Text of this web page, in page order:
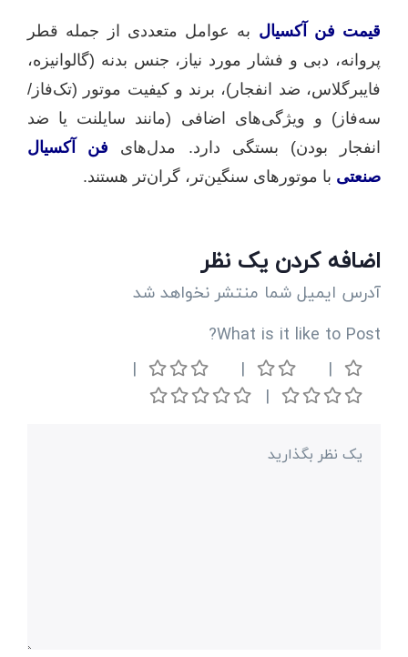
قیمت فن آکسیال به عوامل متعددی از جمله قطر
پروانه، دبی و فشار مورد نیاز، جنس بدنه (گالوانیزه،
فایبرگلاس، ضد انفجار)، برند و کیفیت موتور (تک‌فاز/
سه‌فاز) و ویژگی‌های اضافی (مانند سایلنت یا ضد
انفجار بودن) بستگی دارد. مدل‌های فن آکسیال
صنعتی با موتورهای سنگین‌تر، گران‌تر هستند.
اضافه کردن یک نظر
آدرس ایمیل شما منتشر نخواهد شد
What is it like to Post?